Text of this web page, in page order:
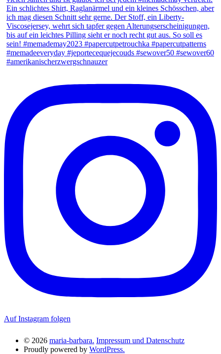
Auf Instagram folgen
© 2026 maria-barbara. Impressum und Datenschutz
Proudly powered by WordPress.